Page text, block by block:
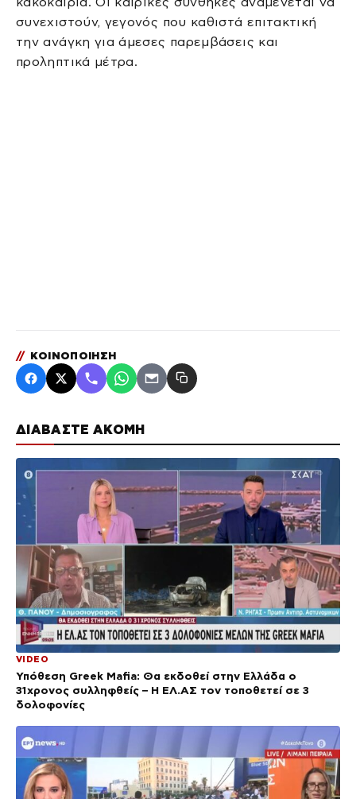
ΔΙΑΒΑΣΤΕ ΑΚΟΜΗ
VIDEO
Υπόθεση Greek Mafia: Θα εκδοθεί στην Ελλάδα ο
31χρονος συλληφθείς – Η ΕΛ.ΑΣ τον τοποθετεί σε 3
δολοφονίες
συνεχιστούν, γεγονός που καθιστά επιτακτική
την ανάγκη για άμεσες παρεμβάσεις και
προληπτικά μέτρα.
// ΚΟΙΝΟΠΟΙΗΣΗ